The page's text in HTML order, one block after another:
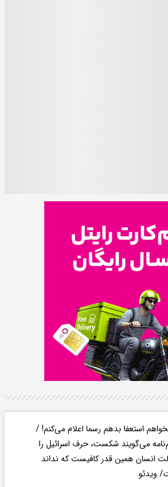
استعفا بدهم رسما اعلام می‌کنم! /
می‌گویند شکست، حرف اسرائیل را
انسان همین قدر کافیست که نداند
ویدئو